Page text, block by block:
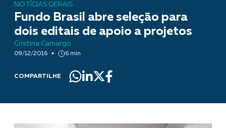
NOTÍCIAS GERAIS
Fundo Brasil abre seleção para
dois editais de apoio a projetos
Cristina Camargo
09/12/2016 6 min
COMPARTILHE